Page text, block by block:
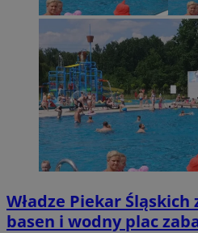
Władze Piekar Śląskich
basen i wodny plac